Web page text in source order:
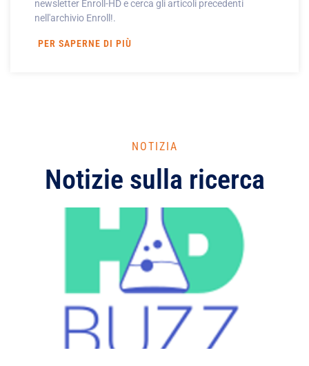
newsletter Enroll-HD e cerca gli articoli precedenti
nell'archivio Enroll!.
PER SAPERNE DI PIÙ
NOTIZIA
Notizie sulla ricerca